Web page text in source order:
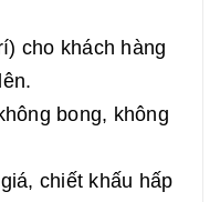
cho khách hàng
bong, không
chiết khấu hấp